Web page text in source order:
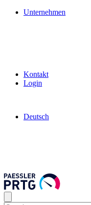
Unternehmen
Kontakt
Login
Deutsch